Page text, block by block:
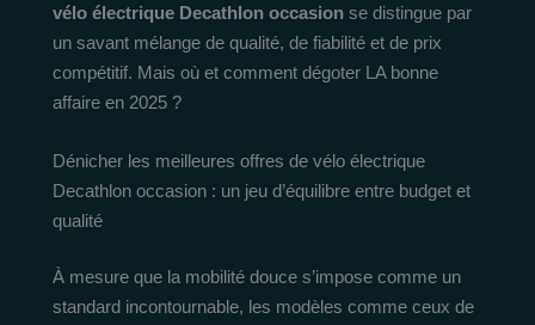
vélo électrique Decathlon occasion se distingue par
un savant mélange de qualité, de fiabilité et de prix
compétitif. Mais où et comment dégoter LA bonne
affaire en 2025 ?
Dénicher les meilleures offres de vélo électrique
Decathlon occasion : un jeu d’équilibre entre budget et
qualité
À mesure que la mobilité douce s’impose comme un
standard incontournable, les modèles comme ceux de